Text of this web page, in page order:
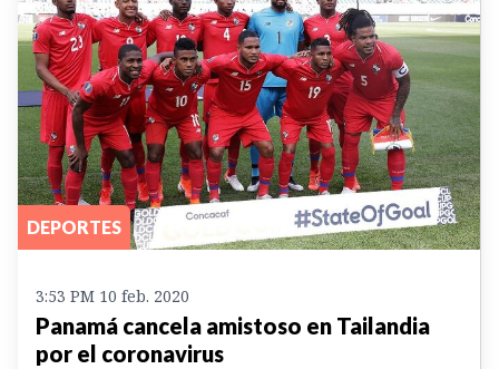
DEPORTES
3:53 PM 10 feb. 2020
Panamá cancela amistoso en Tailandia
por el coronavirus